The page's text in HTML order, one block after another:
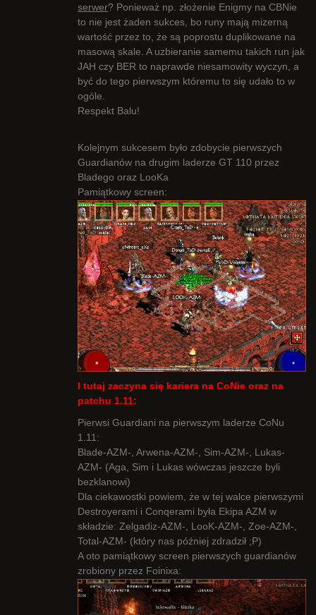
serwer? Ponieważ np. złożenie Enigmy na CBNie
to nie jest żaden sukces, bo runy mają mizerną
wartość przez to, że są poprostu duplikowane na
masową skale. A uzbieranie samemu takich run jak
JAH czy BER to naprawde niesamowity wyczyn, a
być do tego pierwszym któremu to się udało to w
ogóle.
Respekt Balu!
Kolejnym sukcesem było zdobycie pierwszych
Guardianów na drugim laderze GT 110 przez
Bladego oraz LooKa
Pamiątkowy screen:
I tutaj zaczyna się kariera na CoNie oraz na
patchu 1.11:
Pierwsi Guardiani na pierwszym laderze CoNu
1.11:
Blade-AZM-, Arwena-AZM-, Sim-AZM-, Lukas-
AZM- (Aga, Sim i Lukas wówczas jeszcze byli
bezklanowi)
Dla ciekawostki powiem, że w tej walce pierwszymi
Destroyerami i Conqerami była Ekipa AZM w
składzie: Zelgadiz-AZM-, LooK-AZM-, Zoe-AZM-,
Total-AZM- (który nas później zdradził ;P)
A oto pamiątkowy screen pierwszych guardianów
zrobiony przez Foinixa: